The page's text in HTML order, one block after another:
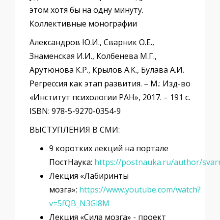
этом хотя бы на одну минуту.
Коллективные монографии
Александров Ю.И., Сварник О.Е.,
Знаменская И.И., Колбенева М.Г.,
Арутюнова К.Р., Крылов А.К., Булава А.И.
Регрессия как этап развития. – М.: Изд-во
«Институт психологии РАН», 2017. – 191 с.
ISBN: 978-5-9270-0354-9
ВЫСТУПЛЕНИЯ В СМИ:
9 коротких лекций на портале
ПостНаука: https://postnauka.ru/author/
Лекция «Лабиринты
мозга»: https://www.youtube.com/watch?
v=5fQB_N3Gl8M
Лекция «Сила мозга» - проект